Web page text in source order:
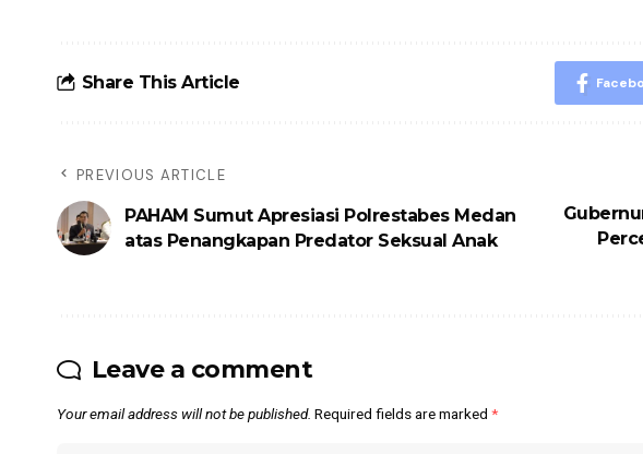
Share This Article
PREVIOUS ARTICLE
PAHAM Sumut Apresiasi Polrestabes Medan
atas Penangkapan Predator Seksual Anak
Leave a comment
Your email address will not be published. Required fields are marked *